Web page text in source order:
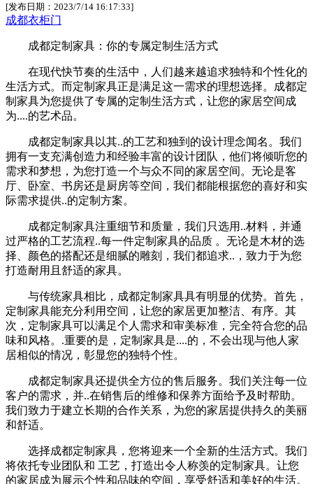
[发布日期：2023/7/14 16:17:33]
成都衣柜门
成都定制家具：你的专属定制生活方式
在现代快节奏的生活中，人们越来越追求独特和个性化的
生活方式。而定制家具正是满足这一需求的理想选择。成都定
制家具为您提供了专属的定制生活方式，让您的家居空间成
为....的艺术品。
成都定制家具以其..的工艺和独到的设计理念闻名。我们
拥有一支充满创造力和经验丰富的设计团队，他们将倾听您的
需求和梦想，为您打造一个与众不同的家居空间。无论是客
厅、卧室、书房还是厨房等空间，我们都能根据您的喜好和实
际需求提供..的定制方案。
成都定制家具注重细节和质量，我们只选用..材料，并通
过严格的工艺流程..每一件定制家具的品质 。无论是木材的选
择、颜色的搭配还是细腻的雕刻，我们都追求..，致力于为您
打造耐用且舒适的家具。
与传统家具相比，成都定制家具具有明显的优势。首先，
定制家具能充分利用空间，让您的家居更加整洁、有序。其
次，定制家具可以满足个人需求和审美标准，完全符合您的品
味和风格。.重要的是，定制家具是....的，不会出现与他人家
居相似的情况，彰显您的独特个性。
成都定制家具还提供全方位的售后服务。我们关注每一位
客户的需求，并..在销售后的维修和保养方面给予及时帮助。
我们致力于建立长期的合作关系，为您的家居提供持久的美丽
和舒适。
选择成都定制家具，您将迎来一个全新的生活方式。我们
将依托专业团队和 工艺，打造出令人称羡的定制家具。让您
的家居成为展示个性和品味的空间，享受舒适和美好的生活。